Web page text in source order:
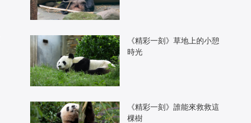
《精彩一刻》草地上的小憩
時光
《精彩一刻》誰能來救救這
棵樹